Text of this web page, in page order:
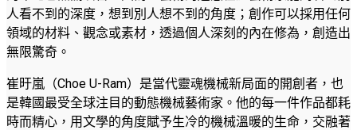
人看不到的深度，想到別人想不到的角度；創作可以採用任何
領域的材料、觀念或素材，透過個人深刻的內在修為，創造出
無限驚奇。
崔旴嵐（Choe U-Ram）是當代靈魂機械新局面的開創者，也
是韓國最受全球注目的動態機械藝術家。他的每一件作品都耗
時而精心，用文學的角度賦予生冷的機械溫暖的生命，交融著